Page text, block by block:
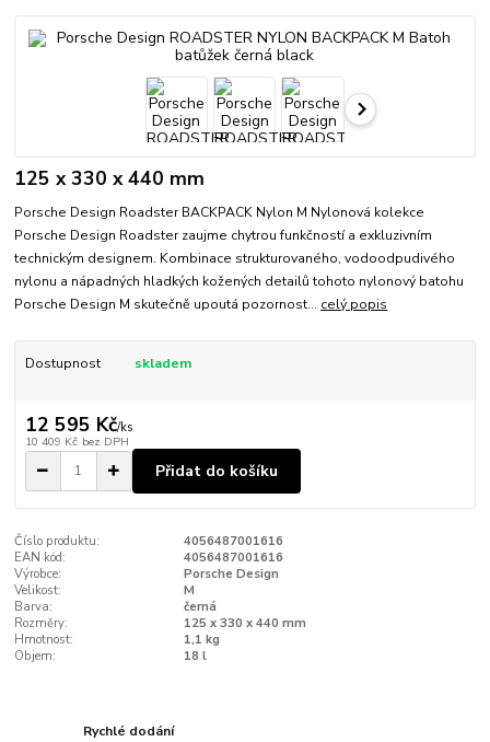
125 x 330 x 440 mm
Porsche Design Roadster BACKPACK Nylon M Nylonová kolekce
Porsche Design Roadster zaujme chytrou funkčností a exkluzivním
technickým designem. Kombinace strukturovaného, ​​vodoodpudivého
nylonu a nápadných hladkých kožených detailů tohoto nylonový batohu
Porsche Design M skutečně upoutá pozornost... celý popis
Dostupnost skladem
12 595 Kč/ks
10 409 Kč bez DPH
Přidat do košíku
Číslo produktu:
4056487001616
EAN kód:
4056487001616
Výrobce:
Porsche Design
Velikost:
M
Barva:
černá
Rozměry:
125 x 330 x 440 mm
Hmotnost:
1,1 kg
Objem:
18 l
Rychlé dodání